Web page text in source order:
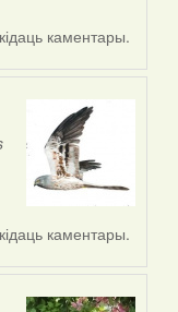
каментары.
каментары.